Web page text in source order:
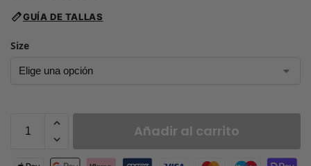
GUÍA DE TALLAS
Size
Añadir al carrito